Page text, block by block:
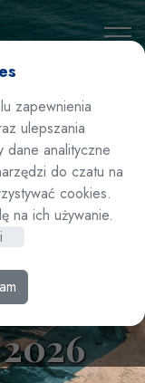
zapewnienia
ulepszania
dane analityczne
do czatu na
cookies.
na ich używanie.
-
*****